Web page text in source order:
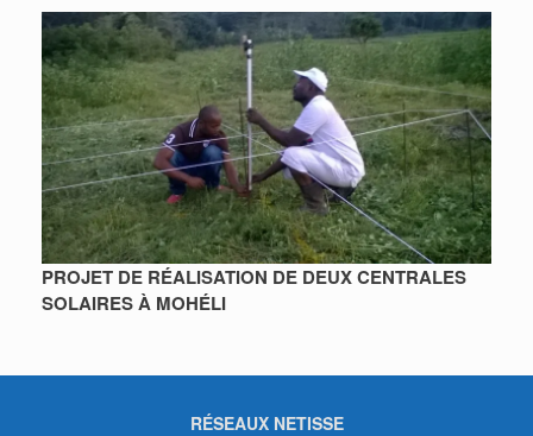
PROJET DE RÉALISATION DE DEUX CENTRALES
SOLAIRES À MOHÉLI
RÉSEAUX NETISSE